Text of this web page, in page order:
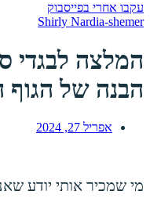
עקבו אחרי בפייסבוק
Shirly Nardia-shemer
המלצה לבגדי
הבנה של הגוף
אפריל 27, 2024
מי שמכיר אותי יודע